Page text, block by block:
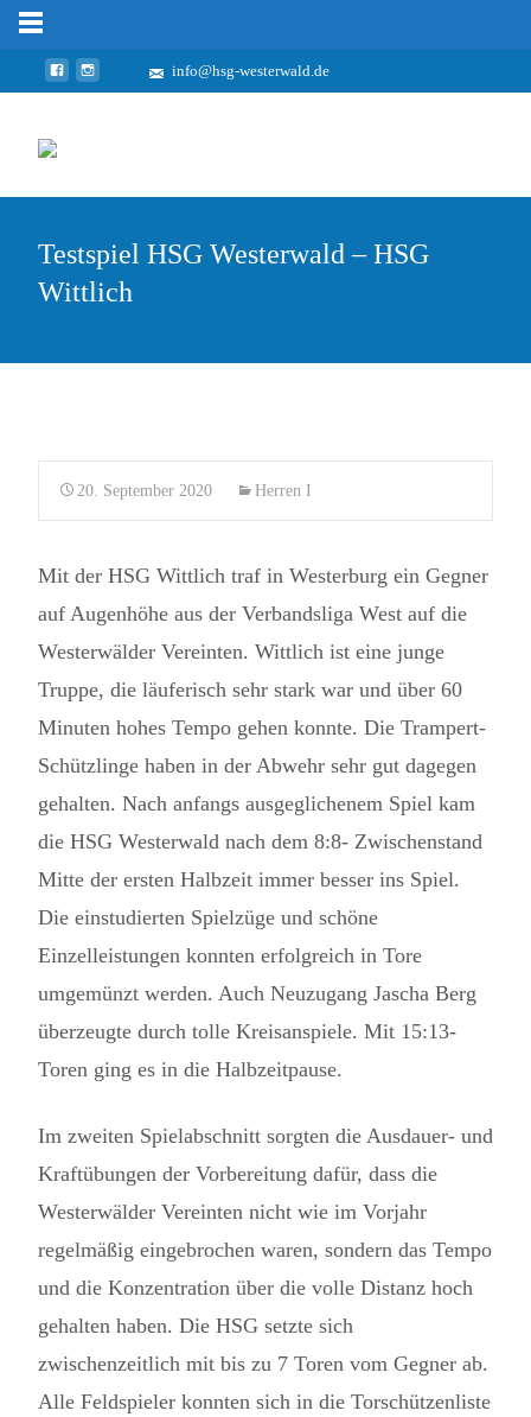
info@hsg-westerwald.de
Testspiel HSG Westerwald – HSG
Wittlich
20. September 2020 Herren I
Mit der HSG Wittlich traf in Westerburg ein Gegner
auf Augenhöhe aus der Verbandsliga West auf die
Westerwälder Vereinten. Wittlich ist eine junge
Truppe, die läuferisch sehr stark war und über 60
Minuten hohes Tempo gehen konnte. Die Trampert-
Schützlinge haben in der Abwehr sehr gut dagegen
gehalten. Nach anfangs ausgeglichenem Spiel kam
die HSG Westerwald nach dem 8:8- Zwischenstand
Mitte der ersten Halbzeit immer besser ins Spiel.
Die einstudierten Spielzüge und schöne
Einzelleistungen konnten erfolgreich in Tore
umgemünzt werden. Auch Neuzugang Jascha Berg
überzeugte durch tolle Kreisanspiele. Mit 15:13-
Toren ging es in die Halbzeitpause.
Im zweiten Spielabschnitt sorgten die Ausdauer- und
Kraftübungen der Vorbereitung dafür, dass die
Westerwälder Vereinten nicht wie im Vorjahr
regelmäßig eingebrochen waren, sondern das Tempo
und die Konzentration über die volle Distanz hoch
gehalten haben. Die HSG setzte sich
zwischenzeitlich mit bis zu 7 Toren vom Gegner ab.
Alle Feldspieler konnten sich in die Torschützenliste